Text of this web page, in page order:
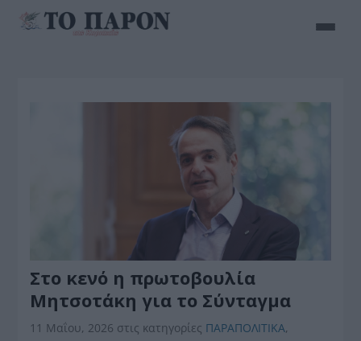
Στο κενό η πρωτοβουλία
Μητσοτάκη για το Σύνταγμα
11 Μαΐου, 2026 στις κατηγορίες ΠΑΡΑΠΟΛΙΤΙΚΑ,